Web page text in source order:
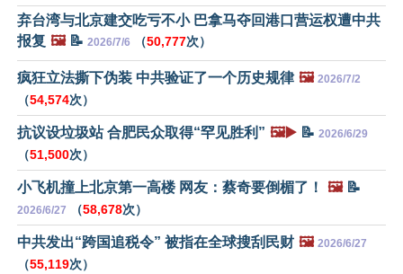
弃台湾与北京建交吃亏不小 巴拿马夺回港口营运权遭中共
报复 🖼️📝 2026/7/6 （50,777次）
疯狂立法撕下伪装 中共验证了一个历史规律 🖼️ 2026/7/2
（54,574次）
抗议设垃圾站 合肥民众取得“罕见胜利” 🖼️▶️ 📝 2026/6/29
（51,500次）
小飞机撞上北京第一高楼 网友：蔡奇要倒楣了！ 🖼️📝
2026/6/27 （58,678次）
中共发出“跨国追税令” 被指在全球搜刮民财 🖼️ 2026/6/27
（55,119次）